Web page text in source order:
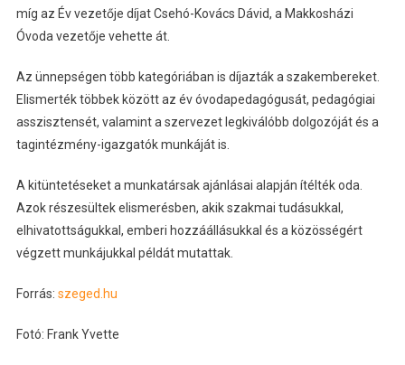
míg az Év vezetője díjat Csehó-Kovács Dávid, a Makkosházi
Óvoda vezetője vehette át.
Az ünnepségen több kategóriában is díjazták a szakembereket.
Elismerték többek között az év óvodapedagógusát, pedagógiai
asszisztensét, valamint a szervezet legkiválóbb dolgozóját és a
tagintézmény-igazgatók munkáját is.
A kitüntetéseket a munkatársak ajánlásai alapján ítélték oda.
Azok részesültek elismerésben, akik szakmai tudásukkal,
elhivatottságukkal, emberi hozzáállásukkal és a közösségért
végzett munkájukkal példát mutattak.
Forrás: szeged.hu
Fotó: Frank Yvette